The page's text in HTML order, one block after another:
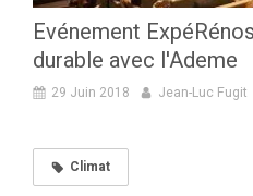
Evénement
durable avec l'Ademe
29 Juin 2018 Jean-Luc Fugit
Climat